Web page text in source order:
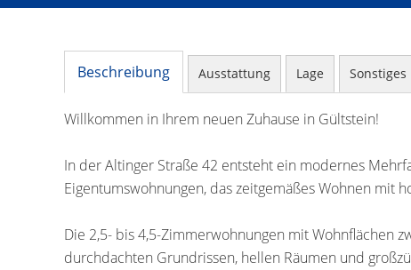
Beschreibung Ausstattung Lage Sonstiges
Willkommen in Ihrem neuen Zuhause in Gültstein!
In der Altinger Straße 42 entsteht ein modernes
Eigentumswohnungen, das zeitgemäßes Wohnen mit
Die 2,5- bis 4,5-Zimmerwohnungen mit Wohnflächen
durchdachten Grundrissen, hellen Räumen und